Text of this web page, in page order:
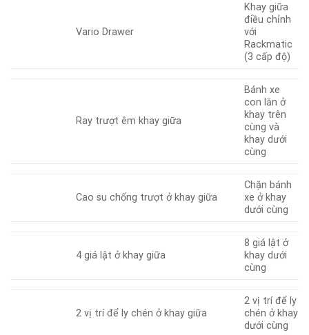
Vario Drawer
Khay giữa
điều chỉnh
với
Rackmatic
(3 cấp độ)
Ray trượt êm khay giữa
Bánh xe
con lăn ở
khay trên
cùng và
khay dưới
cùng
Cao su chống trượt ở khay giữa
Chặn bánh
xe ở khay
dưới cùng
4 giá lật ở khay giữa
8 giá lật ở
khay dưới
cùng
2 vị trí để ly chén ở khay giữa
2 vị trí để ly
chén ở khay
dưới cùng